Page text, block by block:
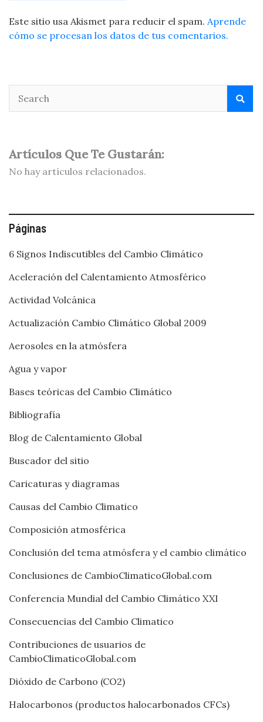
Este sitio usa Akismet para reducir el spam. Aprende
cómo se procesan los datos de tus comentarios.
Artículos Que Te Gustarán:
No hay artículos relacionados.
Páginas
6 Signos Indiscutibles del Cambio Climático
Aceleración del Calentamiento Atmosférico
Actividad Volcánica
Actualización Cambio Climático Global 2009
Aerosoles en la atmósfera
Agua y vapor
Bases teóricas del Cambio Climático
Bibliografía
Blog de Calentamiento Global
Buscador del sitio
Caricaturas y diagramas
Causas del Cambio Climatico
Composición atmosférica
Conclusión del tema atmósfera y el cambio climático
Conclusiones de CambioClimaticoGlobal.com
Conferencia Mundial del Cambio Climático XXI
Consecuencias del Cambio Climatico
Contribuciones de usuarios de
CambioClimaticoGlobal.com
Dióxido de Carbono (CO2)
Halocarbonos (productos halocarbonados CFCs)